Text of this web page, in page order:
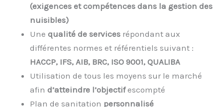
(exigences et compétences dans la gestion des
nuisibles)
Une qualité de services répondant aux
différentes normes et référentiels suivant :
HACCP, IFS, AIB, BRC, ISO 9001, QUALIBA
Utilisation de tous les moyens sur le marché
afin d’atteindre l’objectifescompté
Plan de sanitation personnalisé